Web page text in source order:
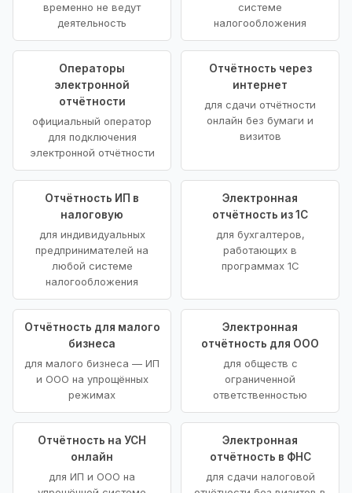
временно не ведут
деятельность
системе
налогообложения
Операторы
электронной
отчётности
официальный оператор
для подключения
электронной отчётности
Отчётность через
интернет
для сдачи отчётности
онлайн без бумаги и
визитов
Отчётность ИП в
налоговую
для индивидуальных
предпринимателей на
любой системе
налогообложения
Электронная
отчётность из 1С
для бухгалтеров,
работающих в
программах 1С
Отчётность для малого
бизнеса
для малого бизнеса — ИП
и ООО на упрощённых
режимах
Электронная
отчётность для ООО
для обществ с
ограниченной
ответственностью
Отчётность на УСН
онлайн
для ИП и ООО на
Электронная
отчётность в ФНС
для сдачи налоговой